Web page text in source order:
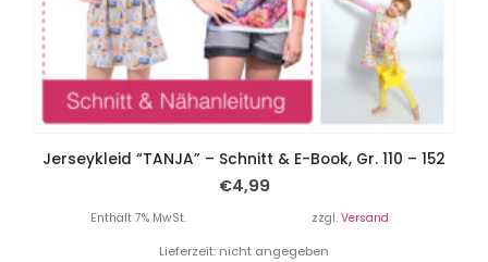
Jerseykleid “TANJA” – Schnitt & E-Book, Gr. 110 – 152
€4,99
Enthält 7% MwSt. zzgl. Versand
Lieferzeit: nicht angegeben